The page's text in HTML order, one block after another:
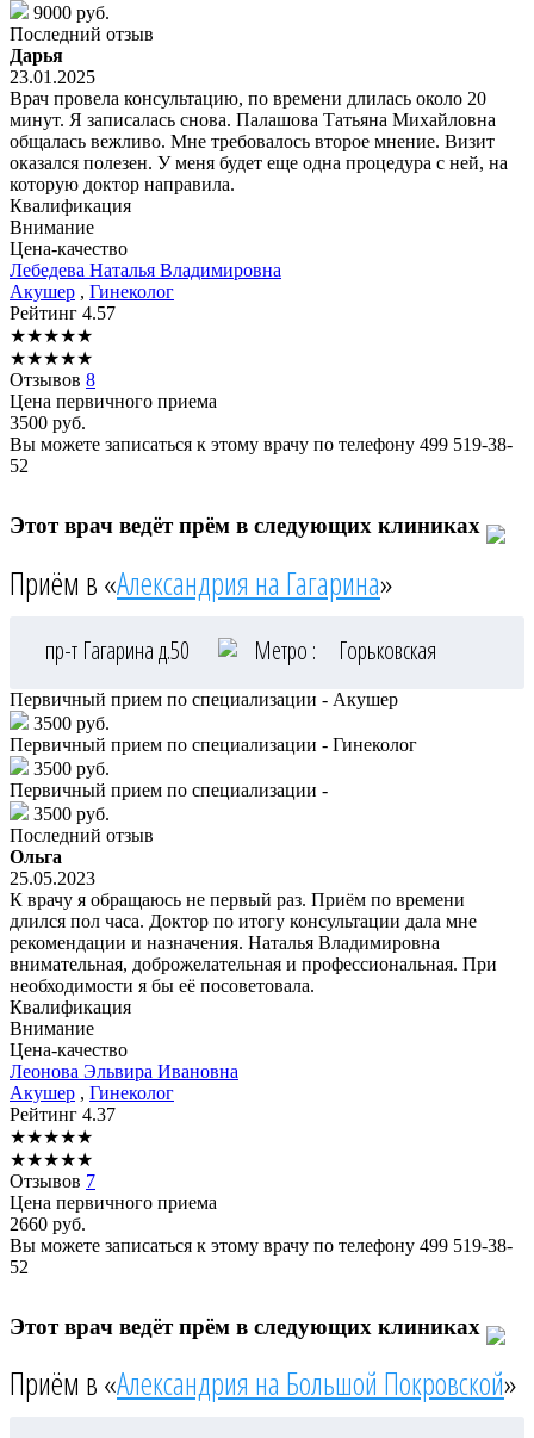
9000 руб.
Последний отзыв
Дарья
23.01.2025
Врач провела консультацию, по времени длилась около 20
минут. Я записалась снова. Палашова Татьяна Михайловна
общалась вежливо. Мне требовалось второе мнение. Визит
оказался полезен. У меня будет еще одна процедура с ней, на
которую доктор направила.
Квалификация
Внимание
Цена-качество
Лебедева Наталья Владимировна
Акушер , Гинеколог
Рейтинг 4.57
★★★★★
★★★★★
Отзывов 8
Цена первичного приема
3500 руб.
Вы можете записаться к этому врачу по телефону 499 519-38-
52
Этот врач ведёт прём в следующих клиниках
Приём в «Александрия на Гагарина»
пр-т Гагарина д.50 Метро : Горьковская
Первичный прием по специализации - Акушер
3500 руб.
Первичный прием по специализации - Гинеколог
3500 руб.
Первичный прием по специализации -
3500 руб.
Последний отзыв
Ольга
25.05.2023
К врачу я обращаюсь не первый раз. Приём по времени
длился пол часа. Доктор по итогу консультации дала мне
рекомендации и назначения. Наталья Владимировна
внимательная, доброжелательная и профессиональная. При
необходимости я бы её посоветовала.
Квалификация
Внимание
Цена-качество
Леонова Эльвира Ивановна
Акушер , Гинеколог
Рейтинг 4.37
★★★★★
★★★★★
Отзывов 7
Цена первичного приема
2660 руб.
Вы можете записаться к этому врачу по телефону 499 519-38-
52
Этот врач ведёт прём в следующих клиниках
Приём в «Александрия на Большой Покровской»